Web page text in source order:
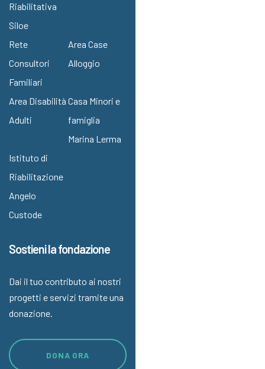
Riabilitativa
Siloe
Rete
Consultori
Familiari
Area Case
Alloggio
Area Disabilità
Adulti
Casa Minori e
famiglia
Marina Lerma
Istituto di
Riabilitazione
Angelo
Custode
Sostieni la fondazione
Dai il tuo contributo ai nostri
progetti e servizi tramite una
donazione.
DONA ORA